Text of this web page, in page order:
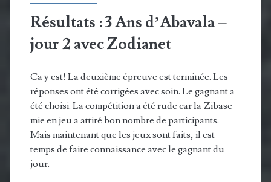
Résultats : 3 Ans d’Abavala –
jour 2 avec Zodianet
Ca y est! La deuxième épreuve est terminée. Les
réponses ont été corrigées avec soin. Le gagnant a
été choisi. La compétition a été rude car la Zibase
mie en jeu a attiré bon nombre de participants.
Mais maintenant que les jeux sont faits, il est
temps de faire connaissance avec le gagnant du
jour.